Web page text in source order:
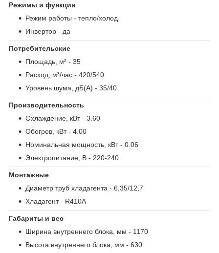
Режимы и функции
Режим работы - тепло/холод
Инвертор - да
Потребительские
Площадь, м² - 35
Расход, м³/час - 420/540
Уровень шума, дБ(А) - 35/40
Производительность
Охлаждение, кВт- 3.60
Обогрев, кВт- 4.00
Номинальная мощность, кВт- 0.06
Электропитание, В - 220-240
Монтажные
Диаметр труб хладагента - 6,35/12,7
Хладагент- R410A
Габариты и вес
Ширина внутреннего блока, мм - 1170
Высота внутреннего блока, мм - 630